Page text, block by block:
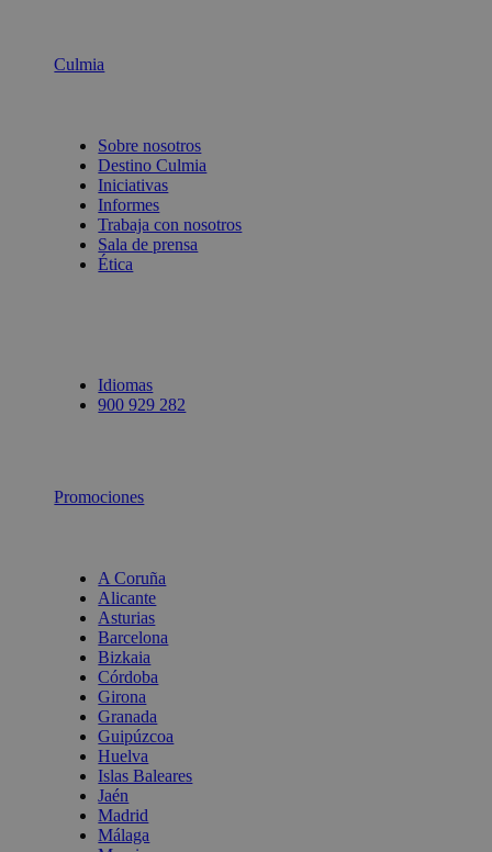
Culmia
Sobre nosotros
Destino Culmia
Iniciativas
Informes
Trabaja con nosotros
Sala de prensa
Ética
Idiomas
900 929 282
Promociones
A Coruña
Alicante
Asturias
Barcelona
Bizkaia
Córdoba
Girona
Granada
Guipúzcoa
Huelva
Islas Baleares
Jaén
Madrid
Málaga